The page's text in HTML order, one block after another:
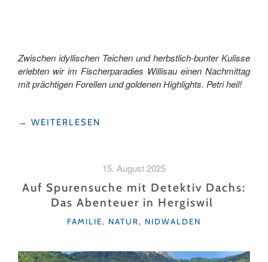
Zwischen idyllischen Teichen und herbstlich-bunter Kulisse
erlebten wir im Fischerparadies Willisau einen Nachmittag
mit prächtigen Forellen und goldenen Highlights. Petri heil!
"GOLDENE
AUSFLUG
→ WEITERLESEN
15. August 2025
Auf Spurensuche mit Detektiv Dachs:
Das Abenteuer in Hergiswil
KATEGORIEN
FAMILIE, NATUR, NIDWALDEN